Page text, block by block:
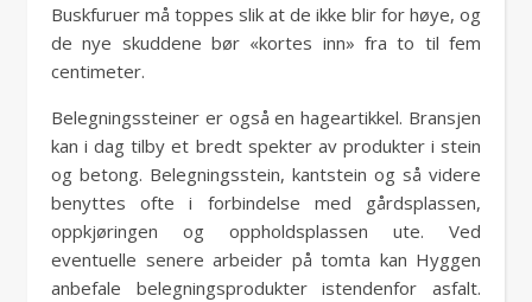
Buskfuruer må toppes slik at de ikke blir for høye, og
de nye skuddene bør «kortes inn» fra to til fem
centimeter.
Belegningssteiner er også en hageartikkel. Bransjen
kan i dag tilby et bredt spekter av produkter i stein
og betong. Belegningsstein, kantstein og så videre
benyttes ofte i forbindelse med gårdsplassen,
oppkjøringen og oppholdsplassen ute. Ved
eventuelle senere arbeider på tomta kan Hyggen
anbefale belegningsprodukter istendenfor asfalt.